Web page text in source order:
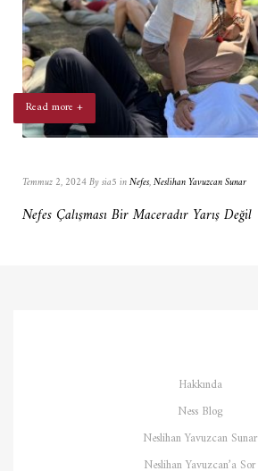
Read more +
Temmuz 2, 2024 By sia5 inNefes,Neslihan Yavuzcan Sunar
Nefes Çalışması Bir Maceradır Yarış Değil
Hakkında
Ness Blog
Neslihan Yavuzcan Sunar
Neslihan Yavuzcan’a Sor